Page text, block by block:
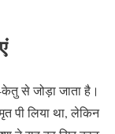
केतु से जोड़ा जाता है।
पी लिया था, लेकिन